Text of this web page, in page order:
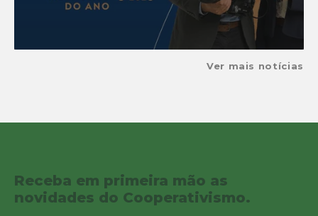
Ver mais notícias
Receba em primeira mão as
novidades do Cooperativismo.